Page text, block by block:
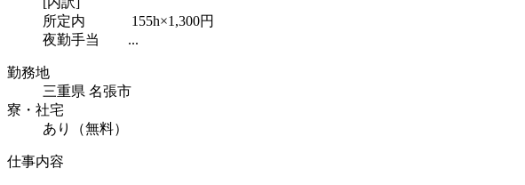
所定内 155h×1,300円
夜勤手当 ...
勤務地
三重県 名張市
寮・社宅
あり（無料）
仕事内容